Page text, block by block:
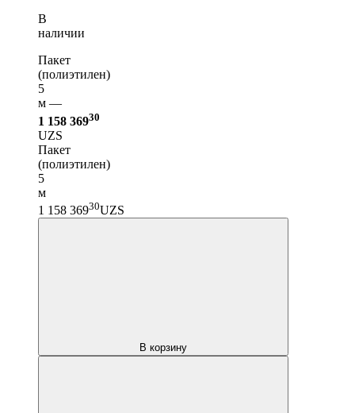
В
наличии
Пакет
(полиэтилен)
5
м —
1 158 36930
UZS
Пакет
(полиэтилен)
5
м
1 158 36930UZS
В корзину